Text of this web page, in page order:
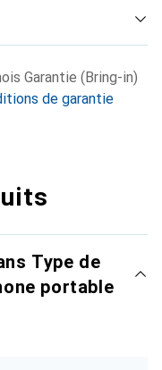
Garantie (Bring-in)
de garantie
Type de
portable